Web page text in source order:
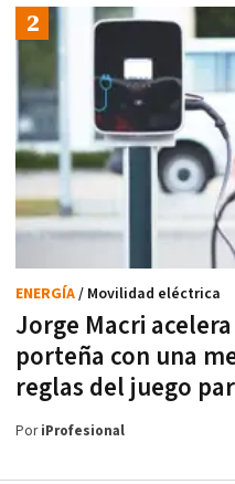
Jorge Macri
porteña con una
reglas del juego
ENERGÍA/ Movilidad eléctrica
PoriProfesional